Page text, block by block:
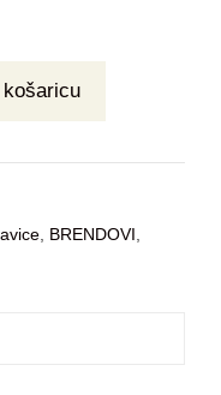
košaricu
BRENDOVI